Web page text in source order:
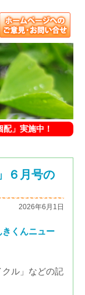
」実施中！
６月号の
2026年6月1日
きくんニュー
クル」などの記